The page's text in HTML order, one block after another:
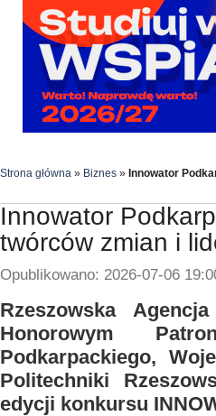
Strona główna » Biznes » Innowator
Innowator
twórców zmian i
Opublikowano: 2026-07-06
Rzeszowska
Honorowym
Podkarpackiego,
Politechniki
edycji konkursu